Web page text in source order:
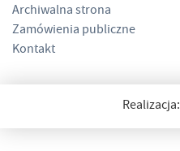
Archiwalna strona
Zamówienia publiczne
Kontakt
Realizacja: